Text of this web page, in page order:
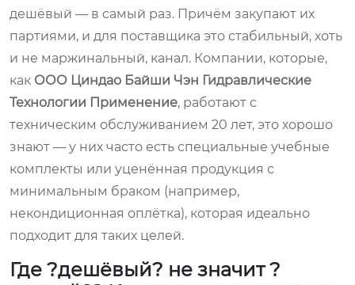
дешёвый — в самый раз. Причём закупают их
партиями, и для поставщика это стабильный, хоть
и не маржинальный, канал. Компании, которые,
как ООО Циндао Байши Чэн Гидравлические
Технологии Применение, работают с
техническим обслуживанием 20 лет, это хорошо
знают — у них часто есть специальные учебные
комплекты или уценённая продукция с
минимальным браком (например,
некондиционная оплётка), которая идеально
подходит для таких целей.
Где ?дешёвый? не значит ?